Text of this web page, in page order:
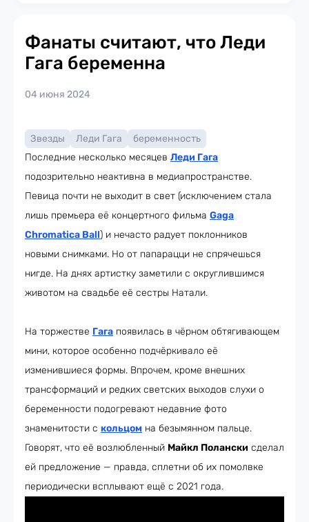
Фанаты считают, что Леди
Гага беременна
04 июня 2024
Звезды Леди Гага
беременность
Последние несколько месяцев Леди Гага
подозрительно неактивна в медиапространстве.
Певица почти не выходит в свет (исключением стала
лишь премьера её концертного фильма Gaga
Chromatica Ball) и нечасто радует поклонников
новыми снимками. Но от папарацци не спрячешься
нигде. На днях артистку заметили с округлившимся
животом на свадьбе её сестры Натали.
На торжестве Гага появилась в чёрном обтягивающем
мини, которое особенно подчёркивало её
изменившиеся формы. Впрочем, кроме внешних
трансформаций и редких светских выходов слухи о
беременности подогревают недавние фото
знаменитости с кольцом на безымянном пальце.
Говорят, что её возлюбленный Майкл Полански сделал
ей предложение — правда, сплетни об их помолвке
периодически всплывают ещё с 2021 года.